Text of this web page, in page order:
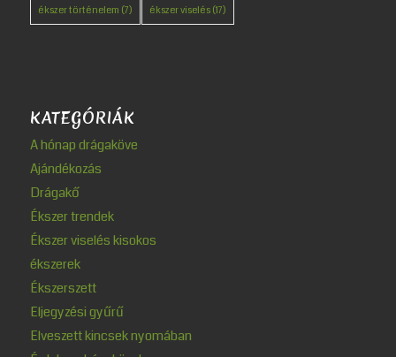
ékszer történelem (7) ékszer viselés(17)
KATEGÓRIÁK
A hónap drágaköve
Ajándékozás
Drágakő
Ékszer trendek
Ékszer viselés kisokos
ékszerek
Ékszerszett
Eljegyzési gyűrű
Elveszett kincsek nyomában